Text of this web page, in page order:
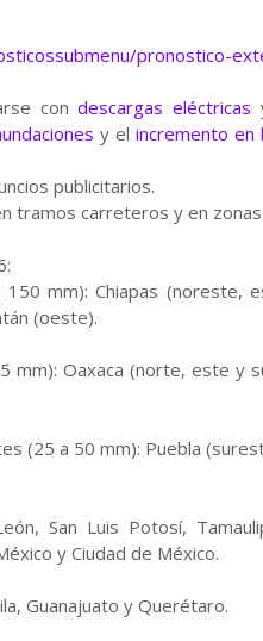
pronostico-
condescargas eléctricas
y el incremento en
publicitarios.
tramos carreteros y en
mm): Chiapas (noreste,
(oeste).
mm): Oaxaca (norte, este y
(25 a 50 mm): Puebla
San Luis Potosí,
y Ciudad de México.
Guanajuato y Querétaro.